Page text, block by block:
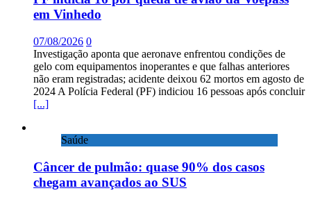
em Vinhedo
07/08/2026 0
Investigação aponta que aeronave enfrentou condições de
gelo com equipamentos inoperantes e que falhas anteriores
não eram registradas; acidente deixou 62 mortos em agosto de
2024 A Polícia Federal (PF) indiciou 16 pessoas após concluir
[...]
Saúde
Câncer de pulmão: quase 90% dos casos
chegam avançados ao SUS